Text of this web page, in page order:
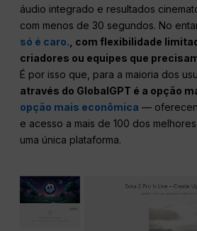
áudio integrado e resultados
com menos de 30 segundos. No
só é caro. , com flexibilidade
criadores ou equipes que
É por isso que, para a maioria dos
através do GlobalGPT é a opção
opção mais econômica —
e acesso a mais de 100 dos
uma única plataforma.